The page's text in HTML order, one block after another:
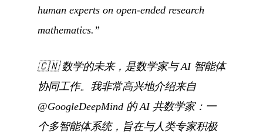
human experts on open-ended research
mathematics.”
🇨🇳数学的未来，是数学家与 AI 智能体
协同工作。我非常高兴地介绍来自
@GoogleDeepMind 的 AI 共数学家：一
个多智能体系统，旨在与人类专家积极